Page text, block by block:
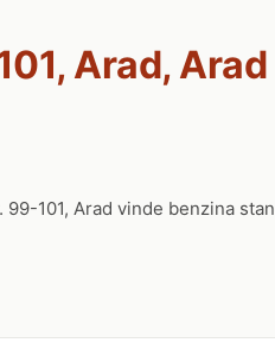
Arad, Arad
101, Arad vinde benzina